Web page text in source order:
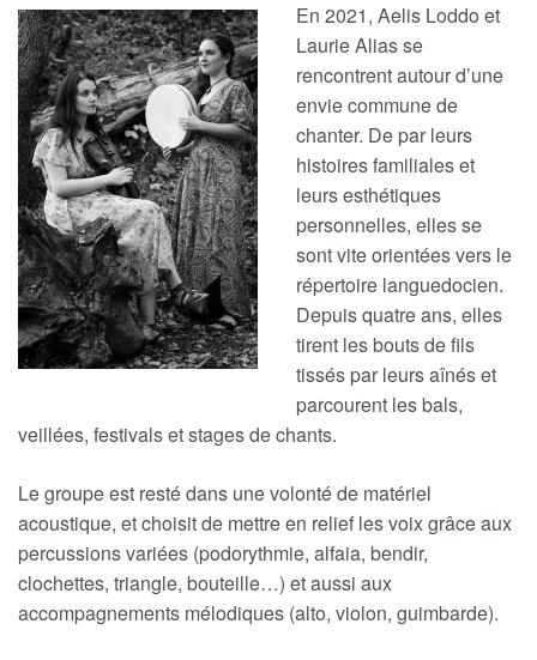
En 2021, Aelis Loddo et
Laurie Alias se
rencontrent autour d’une
envie commune de
chanter. De par leurs
histoires familiales et
leurs esthétiques
personnelles, elles se
sont vite orientées vers le
répertoire languedocien.
Depuis quatre ans, elles
tirent les bouts de fils
tissés par leurs aînés et
parcourent les bals,
veillées, festivals et stages de chants.
Le groupe est resté dans une volonté de matériel
acoustique, et choisit de mettre en relief les voix grâce aux
percussions variées (podorythmie, alfaia, bendir,
clochettes, triangle, bouteille…) et aussi aux
accompagnements mélodiques (alto, violon, guimbarde).